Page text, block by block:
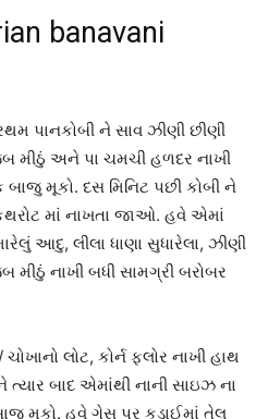
banavani
પાનકોબી ને સાવ ઝીણી છીણી
મીઠું અને પા ચમચી હળદર નાખી
મૂકો. દસ મિનિટ પછી કોબી ને
કથરોટ માં નાખતા જાઓ. હવે એમાં
આદુ, લીલા ધાણા સુધારેલા, ઝીણી
નાખી બધી સામગ્રી બરોબર
લોટ, કોર્ન ફ્લોર નાખી હાથ
બાદ એમાંથી નાની સાઇઝ ના
મૂકો. હવે ગેસ પર કડાઈમાં તેલ